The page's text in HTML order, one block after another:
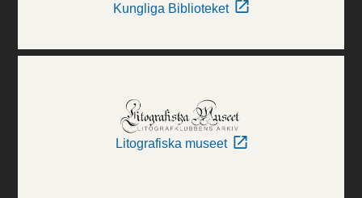
Kungliga Biblioteket
Litografiska museet